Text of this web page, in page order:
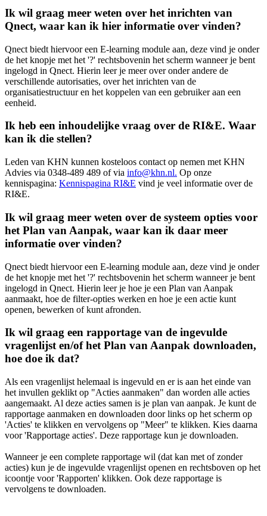
Ik wil graag meer weten over het inrichten van
Qnect, waar kan ik hier informatie over vinden?
Qnect biedt hiervoor een E-learning module aan, deze vind je onder
de het knopje met het '?' rechtsbovenin het scherm wanneer je bent
ingelogd in Qnect. Hierin leer je meer over onder andere de
verschillende autorisaties, over het inrichten van de
organisatiestructuur en het koppelen van een gebruiker aan een
eenheid.
Ik heb een inhoudelijke vraag over de RI&E. Waar
kan ik die stellen?
Leden van KHN kunnen kosteloos contact op nemen met KHN
Advies via 0348-489 489 of via info@khn.nl. Op onze
kennispagina: Kennispagina RI&E vind je veel informatie over de
RI&E.
Ik wil graag meer weten over de systeem opties voor
het Plan van Aanpak, waar kan ik daar meer
informatie over vinden?
Qnect biedt hiervoor een E-learning module aan, deze vind je onder
de het knopje met het '?' rechtsbovenin het scherm wanneer je bent
ingelogd in Qnect. Hierin leer je hoe je een Plan van Aanpak
aanmaakt, hoe de filter-opties werken en hoe je een actie kunt
openen, bewerken of kunt afronden.
Ik wil graag een rapportage van de ingevulde
vragenlijst en/of het Plan van Aanpak downloaden,
hoe doe ik dat?
Als een vragenlijst helemaal is ingevuld en er is aan het einde van
het invullen geklikt op "Acties aanmaken" dan worden alle acties
aangemaakt. Al deze acties samen is je plan van aanpak. Je kunt de
rapportage aanmaken en downloaden door links op het scherm op
'Acties' te klikken en vervolgens op "Meer" te klikken. Kies daarna
voor 'Rapportage acties'. Deze rapportage kun je downloaden.
Wanneer je een complete rapportage wil (dat kan met of zonder
acties) kun je de ingevulde vragenlijst openen en rechtsboven op het
icoontje voor 'Rapporten' klikken. Ook deze rapportage is
vervolgens te downloaden.